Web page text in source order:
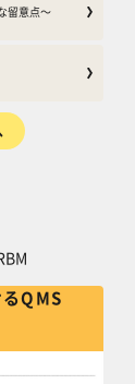
究における
Japanによ
留意点～
QMS